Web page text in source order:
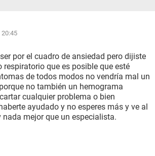
minutos..después de ir al médico y
me diagnosticó : síndrome de
del adulto.. pero el asunto quedo ahí..
a quién se tome el tiempo de
20:45
por el cuadro de ansiedad pero dijiste
que es posible que esté
de todos modos no vendría mal un
no también un hemograma
cualquier problema o bien
ayudado y no esperes más y ve al
nada mejor que un especialista.